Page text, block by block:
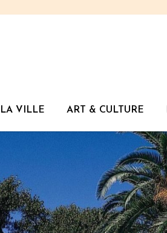
LA VILLE ART & CULTURE